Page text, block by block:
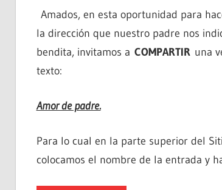
Amados, en esta oportunidad para
la dirección que nuestro padre nos
bendita, invitamos a COMPARTIRuna
texto:
Amor de padre.
Para lo cual en la parte superior del
colocamos el nombre de la entrada y